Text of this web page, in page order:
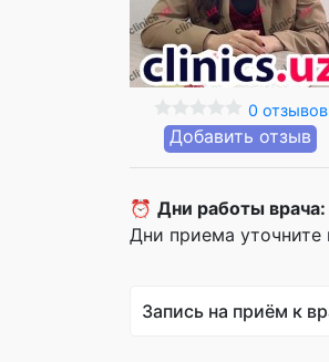
0 отзывов
Добавить отзыв
⏰ Дни работы врача:
Дни приема уточните
Запись на приём к